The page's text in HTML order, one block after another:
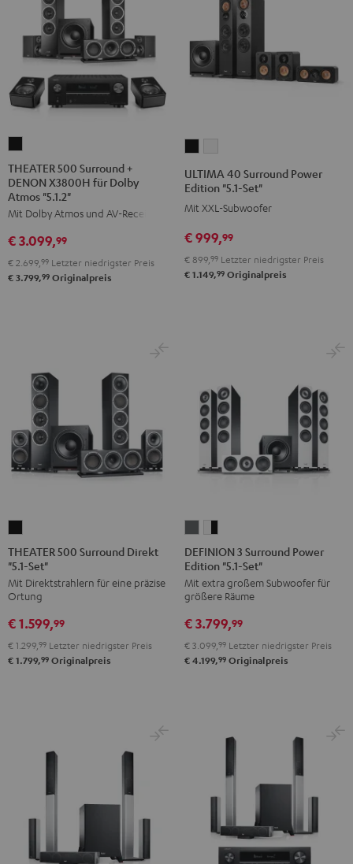
500
Surround
+
DENON
X3800H
für
Dolby
THEATER 500 Surround +
DENON X3800H für Dolby
Atmos "5.1.2"
Mit Dolby Atmos und AV-Receiver
€ 3.099,99
€ 2.699, 99 Letzter niedrigster Preis
€ 3.799,99 Originalpreis
Surround
Power
"5.1-
Set"
Schwarz
Surround
Power
"5.1-
Set"
Weiß
ULTIMA 40 Surround Power
Edition "5.1-Set"
Mit XXL-Subwoofer
€ 999,99
€ 899,99 Letzter niedrigster Preis
€ 1.149,99 Originalpreis
500
Surround
Direkt
"5.1-
Set"
Schwarz
THEATER 500 Surround Direkt
"5.1-Set"
Mit Direktstrahlern für eine präzise
Ortung
€ 1.599,99
€ 1.299, 99 Letzter niedrigster Preis
€ 1.799,99 Originalpreis
3
Surround
Power
Edition
"5.1-
Set"
Anthrazit
3
Surround
Power
Edition
"5.1-
Set"
Weiß
DEFINION 3 Surround Power
Edition "5.1-Set"
Mit extra großem Subwoofer für
größere Räume
€ 3.799,99
€ 3.099, 99 Letzter niedrigster Preis
€ 4.199,99 Originalpreis